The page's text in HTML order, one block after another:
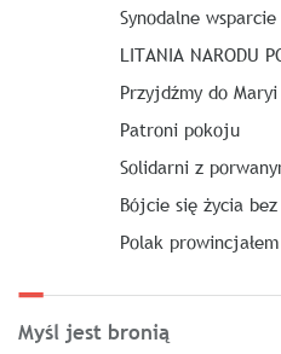
Synodalne
LITANIA NARODU
Przyjdźmy do Maryi
Patroni pokoju
Solidarni z
Bójcie się życia
Polak
Myśl jest bronią